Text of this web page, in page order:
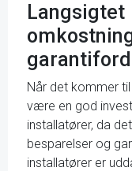
Langsigtet
Når det kommer
være en god
installatører, da
besparelser og
installatører er